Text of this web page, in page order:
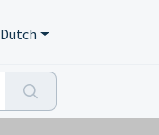
Dutch